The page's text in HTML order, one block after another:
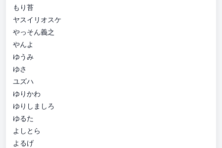
もり苔
ヤスイリオスケ
やっそん義之
やんよ
ゆうみ
ゆさ
ユズハ
ゆりかわ
ゆりしましろ
ゆるた
よしとら
よるげ